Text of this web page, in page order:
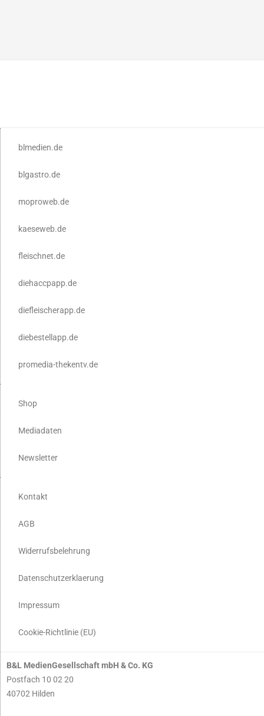
blmedien.de
blgastro.de
moproweb.de
kaeseweb.de
fleischnet.de
diehaccpapp.de
diefleischerapp.de
diebestellapp.de
promedia-thekentv.de
Shop
Mediadaten
Newsletter
Kontakt
AGB
Widerrufsbelehrung
Datenschutzerklaerung
Impressum
Cookie-Richtlinie (EU)
B&L MedienGesellschaft mbH & Co. KG
Postfach 10 02 20
40702 Hilden